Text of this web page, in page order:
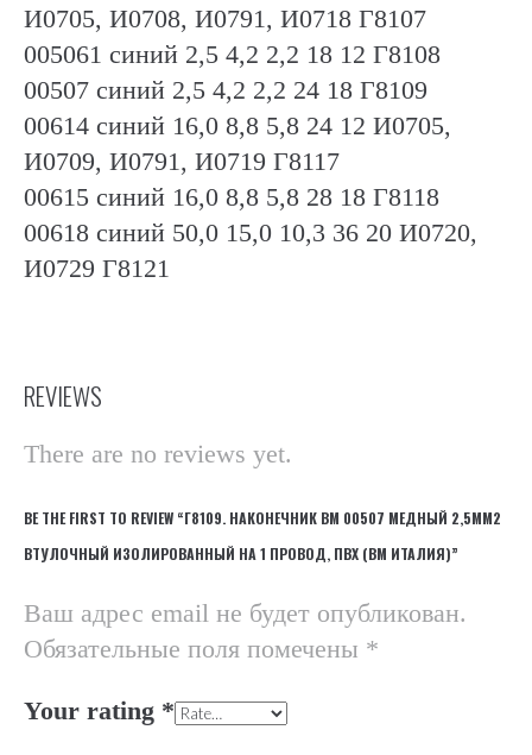
И0705, И0708, И0791, И0718 Г8107
005061 синий 2,5 4,2 2,2 18 12 Г8108
00507 синий 2,5 4,2 2,2 24 18 Г8109
00614 синий 16,0 8,8 5,8 24 12 И0705,
И0709, И0791, И0719 Г8117
00615 синий 16,0 8,8 5,8 28 18 Г8118
00618 синий 50,0 15,0 10,3 36 20 И0720,
И0729 Г8121
REVIEWS
There are no reviews yet.
BE THE FIRST TO REVIEW “Г8109. НАКОНЕЧНИК ВМ 00507 МЕДНЫЙ 2,5ММ2
ВТУЛОЧНЫЙ ИЗОЛИРОВАННЫЙ НА 1 ПРОВОД, ПВХ (ВМ ИТАЛИЯ)”
Ваш адрес email не будет опубликован.
Обязательные поля помечены *
Your rating *